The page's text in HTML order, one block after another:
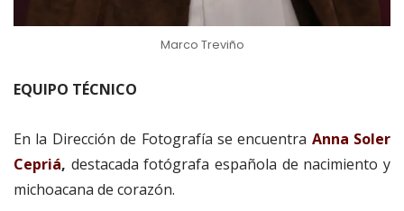
Marco Treviño
EQUIPO TÉCNICO
En la Dirección de Fotografía se encuentra Anna Soler
Cepriá, destacada fotógrafa española de nacimiento y
michoacana de corazón.